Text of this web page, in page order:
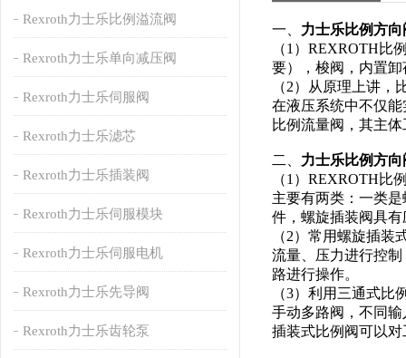
Rexroth力士乐比例溢流阀
Rexroth力士乐单向减压阀
Rexroth力士乐伺服阀
Rexroth力士乐滤芯
Rexroth力士乐插装阀
Rexroth力士乐伺服模块
Rexroth力士乐伺服电机
Rexroth力士乐先导阀
Rexroth力士乐齿轮泵
一、 力士乐比例方向
（1）REXROTH比
要），梭阀，内置
（2）从原理上讲
在液压系统中不仅
比例流量阀，其主
二、 力士乐比例方向
（1）REXROTH比
主要有两类：一类
件，螺旋插装阀具
（2）常用螺旋插
流量、压力进行控
路进行操作。
（3）利用三通式
手动多路阀，不同
插装式比例阀可以